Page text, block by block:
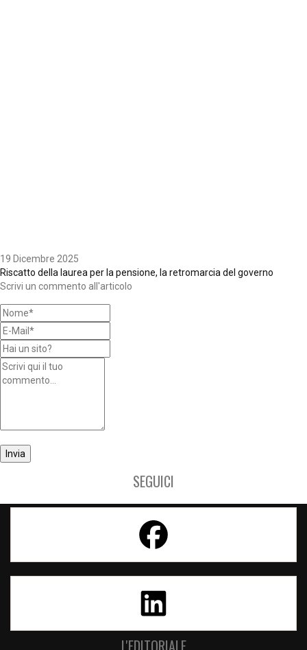
19 Dicembre 2025
Riscatto della laurea per la pensione, la retromarcia del governo
Scrivi un commento all'articolo
SEGUICI
L'EDITORIALE